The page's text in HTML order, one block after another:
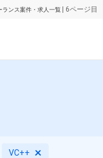
ランス案件・求人一覧 | 6ページ目
VC++